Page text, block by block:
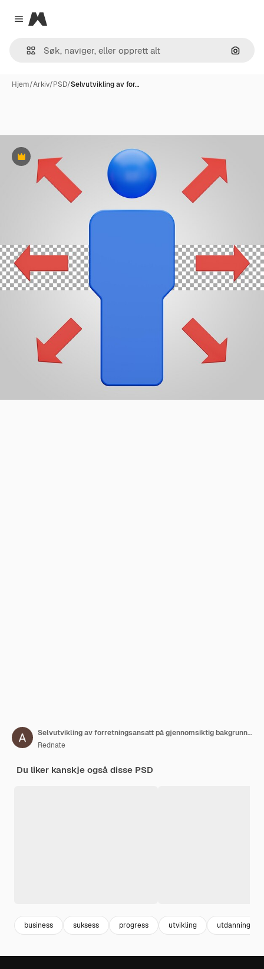
Close menu
Magnific
Søk
Hjem/Arkiv/PSD/Selvutvikling av for…
Premium
Selvutvikling av forretningsansatt på gjennomsiktig bakgrunn 3D-illustrasjon
Rednate
Du liker kanskje også disse PSD
business suksess progress utvikling utdanning